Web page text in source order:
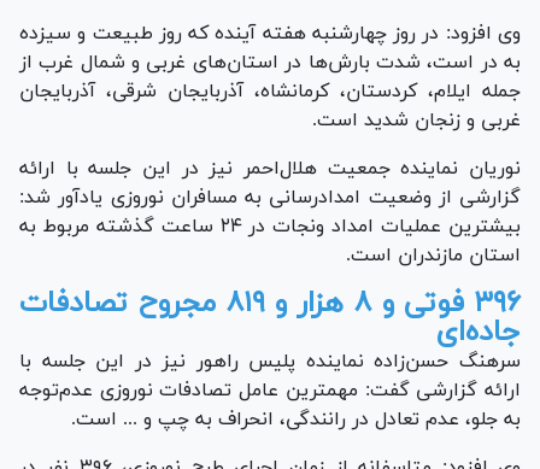
وی افزود: در روز چهارشنبه هفته آینده که روز طبیعت و سیزده
به در است، شدت بارش‌ها در استان‌های غربی و شمال غرب از
جمله ایلام، کردستان، کرمانشاه، آذربایجان شرقی، آذربایجان
غربی و زنجان شدید است.
نوریان نماینده جمعیت هلال‌احمر نیز در این جلسه با ارائه
گزارشی از وضعیت امدادرسانی به مسافران نوروزی یادآور شد:
بیشترین عملیات امداد ونجات در ۲۴ ساعت گذشته مربوط به
استان مازندران است.
۳۹۶ فوتی و ۸ هزار و ۸۱۹ مجروح تصادفات
جاده‌ای
سرهنگ حسن‌زاده نماینده پلیس راهور نیز در این جلسه با
ارائه گزارشی گفت: مهمترین عامل تصادفات نوروزی عدم‌توجه
به جلو، عدم تعادل در رانندگی، انحراف به چپ و ... است.